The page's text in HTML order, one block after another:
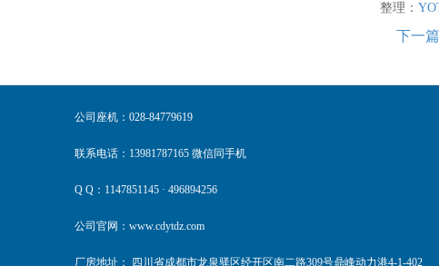
整理：
下一
公司座机：028-84779619
联系电话：13981787165 微信同手机
Q Q：1147851145 · 496894256
公司官网：www.cdytdz.com
厂房地址： 四川省成都市龙泉驿区经开区南二路309号鼎峰动力港4-1-402